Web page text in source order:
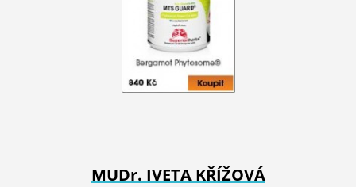
MUDr. IVETA KŘÍŽOVÁ